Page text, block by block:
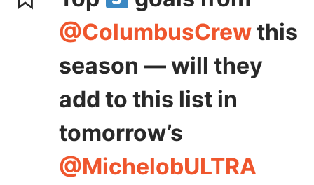
@ColumbusCrewthis
season — will they
add to this list in
tomorrow’s
@MichelobULTRA